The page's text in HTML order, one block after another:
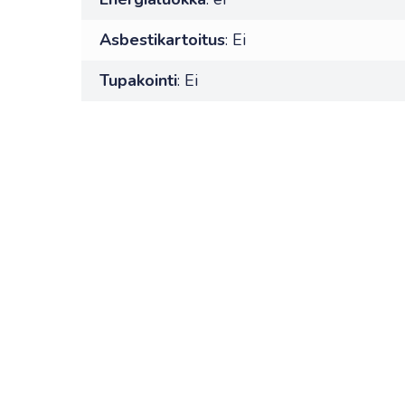
Asbestikartoitus: Ei
Tupakointi: Ei